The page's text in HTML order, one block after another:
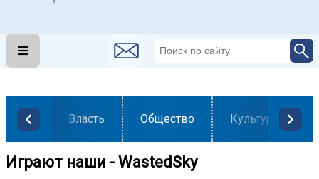
Власть Общество Культура
Играют наши - WastedSky